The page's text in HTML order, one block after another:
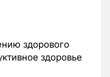
здорового
здоровье